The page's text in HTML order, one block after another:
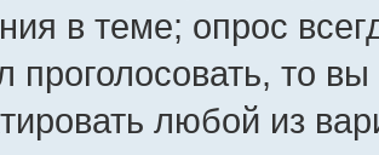
в теме; опрос
проголосовать, то
любой из